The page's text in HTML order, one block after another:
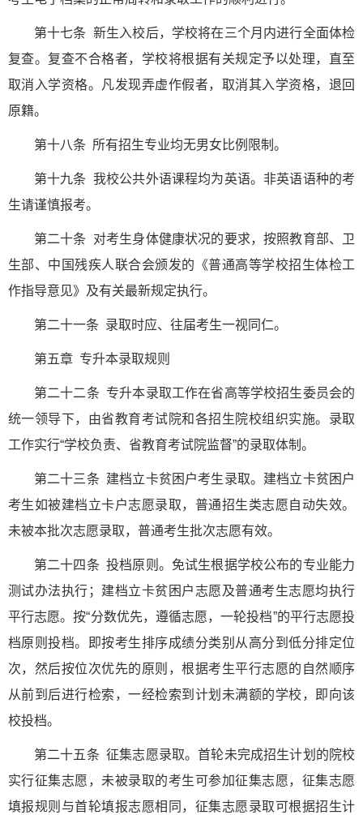
第十七条 新生入校后，学校将在三个月内进行全面体检
复查。复查不合格者，学校将根据有关规定予以处理，直至
取消入学资格。凡发现弄虚作假者，取消其入学资格，退回
原籍。
第十八条 所有招生专业均无男女比例限制。
第十九条 我校公共外语课程均为英语。非英语语种的考
生请谨慎报考。
第二十条 对考生身体健康状况的要求，按照教育部、卫
生部、中国残疾人联合会颁发的《普通高等学校招生体检工
作指导意见》及有关最新规定执行。
第二十一条 录取时应、往届考生一视同仁。
第五章 专升本录取规则
第二十二条 专升本录取工作在省高等学校招生委员会的
统一领导下，由省教育考试院和各招生院校组织实施。录取
工作实行“学校负责、省教育考试院监督”的录取体制。
第二十三条 建档立卡贫困户考生录取。建档立卡贫困户
考生如被建档立卡户志愿录取，普通招生类志愿自动失效。
未被本批次志愿录取，普通考生批次志愿有效。
第二十四条 投档原则。免试生根据学校公布的专业能力
测试办法执行；建档立卡贫困户志愿及普通考生志愿均执行
平行志愿。按“分数优先，遵循志愿，一轮投档”的平行志愿投
档原则投档。即按考生排序成绩分类别从高分到低分排定位
次，然后按位次优先的原则，根据考生平行志愿的自然顺序
从前到后进行检索，一经检索到计划未满额的学校，即向该
校投档。
第二十五条 征集志愿录取。首轮未完成招生计划的院校
实行征集志愿，未被录取的考生可参加征集志愿，征集志愿
填报规则与首轮填报志愿相同，征集志愿录取可根据招生计